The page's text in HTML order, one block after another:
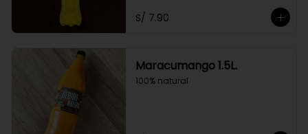
S/ 7.90
Maracumango 1.5L.
100% natural